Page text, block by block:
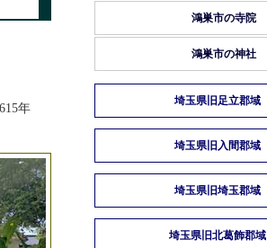
年
鴻巣市の寺院
鴻巣市の神社
埼玉県旧足立郡域
埼玉県旧入間郡域
埼玉県旧埼玉郡域
埼玉県旧北葛飾郡域